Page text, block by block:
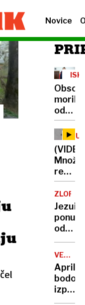
Novice
odšel
na
WC
in
z
zapora
v
akcija:
Deroča
reka
Jezuiti
žrtvam
patra
VELIKE
Aprila
bodo